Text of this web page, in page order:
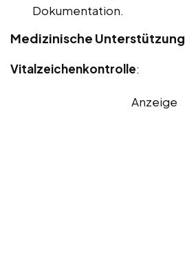
Dokumentation.
Medizinische Unterstützung
Vitalzeichenkontrolle:
Anzeige